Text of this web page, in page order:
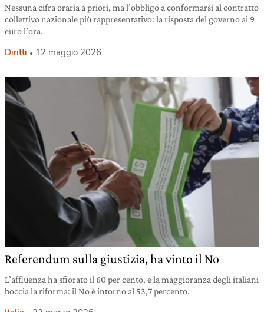
Nessuna cifra oraria a priori, ma l’obbligo a conformarsi al contratto
collettivo nazionale più rappresentativo: la risposta del governo ai 9
euro l’ora.
Diritti 12 maggio 2026
Referendum sulla giustizia, ha vinto il No
L’affluenza ha sfiorato il 60 per cento, e la maggioranza degli italiani
boccia la riforma: il No è intorno al 53,7 percento.